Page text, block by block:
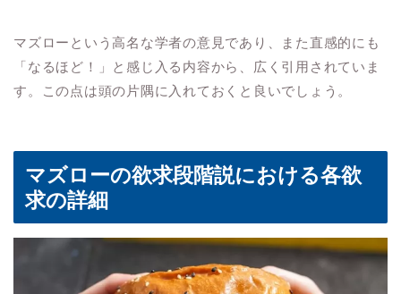
マズローという高名な学者の意見であり、また直感的にも
「なるほど！」と感じ入る内容から、広く引用されていま
す。この点は頭の片隅に入れておくと良いでしょう。
マズローの欲求段階説における各欲
求の詳細